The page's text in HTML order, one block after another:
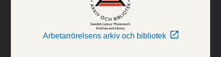
Arbetarrörelsens arkiv och bibliotek